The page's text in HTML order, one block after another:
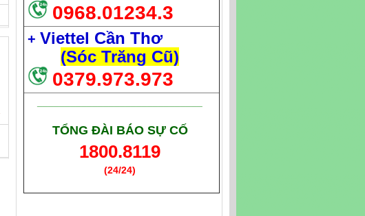
0968.01234.3
+ Viettel Cần Thơ
(Sóc Trăng Cũ)
0379.973.973
TỔNG ĐÀI BÁO SỰ CỐ
1800.8119
(24/24)